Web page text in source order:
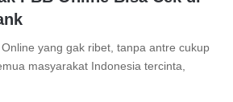
yang gak ribet, tanpa antre cukup
masyarakat Indonesia tercinta,